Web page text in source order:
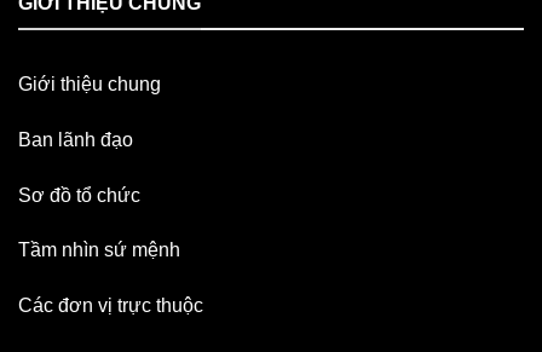
Giới thiệu chung
Ban lãnh đạo
Sơ đồ tổ chức
Tầm nhìn sứ mệnh
Các đơn vị trực thuộc